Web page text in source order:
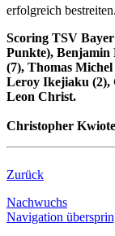
erfolgreich
Scoring TSV
Punkte), Benjamin
(7), Thomas
Leroy Ikejiaku (2),
Leon Christ.
Christopher
Zurück
Nachwuchs
Navigation